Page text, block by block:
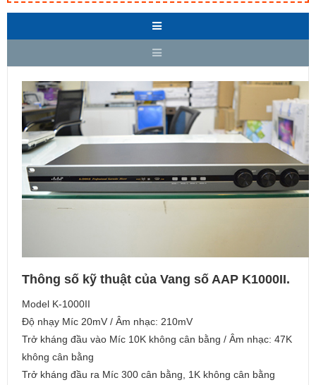
Thông số kỹ thuật của Vang số AAP K1000II.
Model K-1000II
Độ nhạy Míc 20mV / Âm nhạc: 210mV
Trở kháng đầu vào Míc 10K không cân bằng / Âm nhạc: 47K
không cân bằng
Trở kháng đầu ra Míc 300 cân bằng, 1K không cân bằng